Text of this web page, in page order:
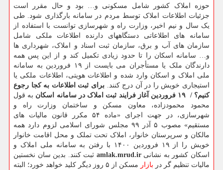
حوزه املاک کشور شامل مسکونی و… بود و حال مقرر است
جزئیات اطلاعات املاک توسط مردم در سامانه بارگذاری شود. طی
یک سال و نیم اخیر، وزارت راه و شهرسازی توانست با استفاده از
سامانه های اطلاعاتی دستگاههای دارنده اطلاعات ملکی شامل
سازمان های آب و برق، سازمان ثبت اسناد و املاک، شهرداری ها
و… سامانه اسکان را تا حدود زیادی تکمیل کند و از این پس همه
دارندگان ملک یا مستأجران می بایست از ۱۹ فروردین به سامانه
ملی املاک و اسکان وارد شده و اطلاعات هویتی، اطلاعات ملکی یا
استیجاری خویش را در آن درج کنند.برای ثبت اطلاعات به کجا رجوع
کنیم؟ / ‏‬ ۱۹ فروردین آغاز فرایند ثبت املاک در سامانه اسکان
به قول
محمود محمودزاده، معاون مسکن و ساختمان وزارت راه و
شهرسازی، در جهت اجرای «ماده ۵۴ مکرر قانون مالیات های
مستقیم» مصوب ۵ آذر ۹۹ مجلس شورای اسلامی لزوم دارد همه
مالکان و سرپرستان خانوار، املاک تحت تملک و محل اقامت خانوار
خویش را از ۱۹ فروردین ۱۴۰۰ با رفتن به سامانه ملی املاک و
اسکان کشور به نشانی amlak.mrud.ir
ثبت کنند. بدین سان نخستین
مالیات تنظیم گر در بازار
مسکن از ۵ روز دیگر کلید خواهد خورد؛ البته